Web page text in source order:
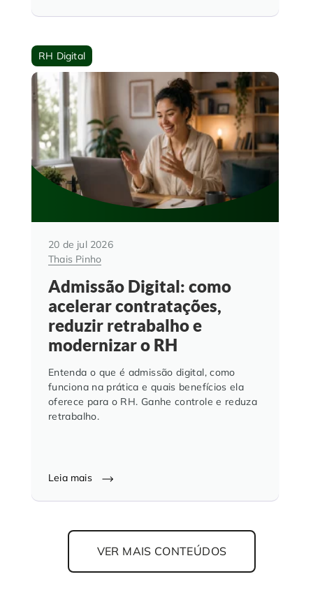
RH Digital
20 de jul 2026
Thais Pinho
Admissão Digital: como
acelerar contratações,
reduzir retrabalho e
modernizar o RH
Entenda o que é admissão digital, como
funciona na prática e quais benefícios ela
oferece para o RH. Ganhe controle e reduza
retrabalho.
Leia mais
VER MAIS CONTEÚDOS